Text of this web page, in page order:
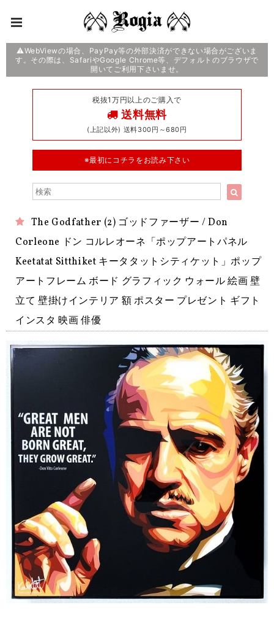
⚠️WebViewの場合、PayPay等の外部決済ができない場合がございま
す。その際は、SafariやGoogle Chrome等、デフォルトのブラウザで
開いてご利用下さいませ。
税抜1万円以上のご購入で
送料無料
(上記以外) 送料300円～680円
※最初にコチラをお読み下さい
The Godfather (2) ゴッドファーザー / Don
Corleone ドン コルレオーネ「ポップアートパネル
Keetatat Sitthiket キータタットシティケット」ポップ
アートフレーム ボード グラフィック ウォール 絵画 壁
立て 壁掛けインテリア 額 ポスター プレゼント ギフト
インスタ 映画 俳優